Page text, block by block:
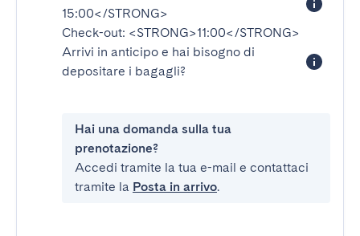
15:00</STRONG>
Check-out: <STRONG>11:00</STRONG>
Arrivi in anticipo e hai bisogno di
depositare i bagagli?
Hai una domanda sulla tua
prenotazione?
Accedi tramite la tua e-mail e contattaci
tramite la Posta in arrivo.